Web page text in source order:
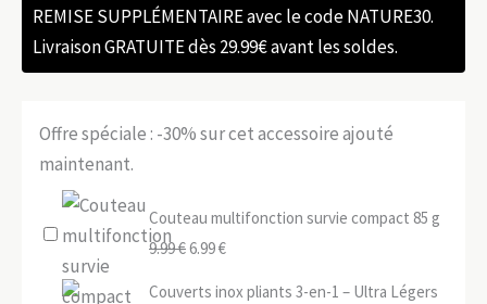
REMISE SUPPLÉMENTAIRE avec le code NATURE30.
Livraison GRATUITE dès 29.99€ avant les soldes.
Offre spéciale : -30% sur cet accessoire ajouté
maintenant.
Couteau multifonction survie compact 85 g
9.99€Le
6.99€Le
Couverts inox pliants 3-en-1 – Ultra Légers